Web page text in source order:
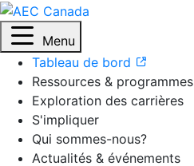
Menu
Tableau de bord
Ressources & programmes
Exploration des carrières
S'impliquer
Qui sommes-nous?
Actualités & événements